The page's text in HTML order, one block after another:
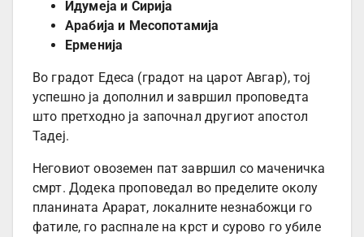
Идумеја и Сирија
Арабија и Месопотамија
Ерменија
Во градот Едеса (градот на царот Авгар), тој
успешно ја дополнил и завршил проповедта
што претходно ја започнал другиот апостол
Тадеј.
Неговиот овоземен пат завршил со маченичка
смрт. Додека проповедал во пределите околу
планината Арарат, локалните незнабожци го
фатиле, го распнале на крст и сурово го убиле